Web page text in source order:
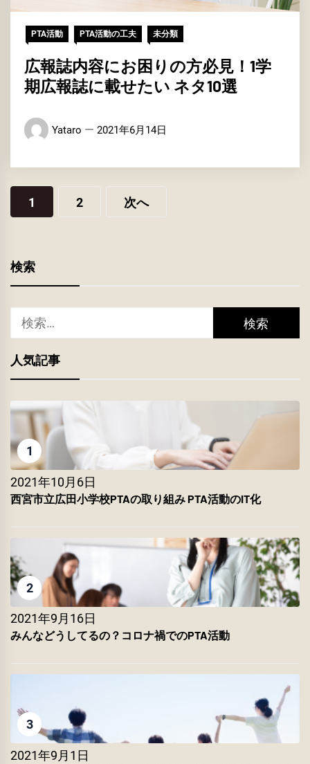
PTA活動 PTA活動の工夫 未分類
広報誌内容にお困りの方必見！1学
期広報誌に載せたい ネタ10選
Yataro 2021年6月14日
稿
ビ
ゲ
ー
シ
ョ
1 2 次へ
検索
索:
人気記事
1
2021年10月6日
西宮市立広田小学校PTAの取り組み PTA活動のIT化
2
2021年9月16日
みんなどうしてるの？コロナ禍でのPTA活動
3
2021年9月1日